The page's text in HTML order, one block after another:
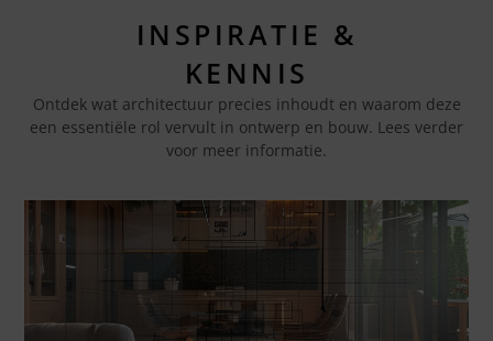
INSPIRATIE &
KENNIS
Ontdek wat architectuur precies inhoudt en waarom deze
een essentiële rol vervult in ontwerp en bouw. Lees verder
voor meer informatie.